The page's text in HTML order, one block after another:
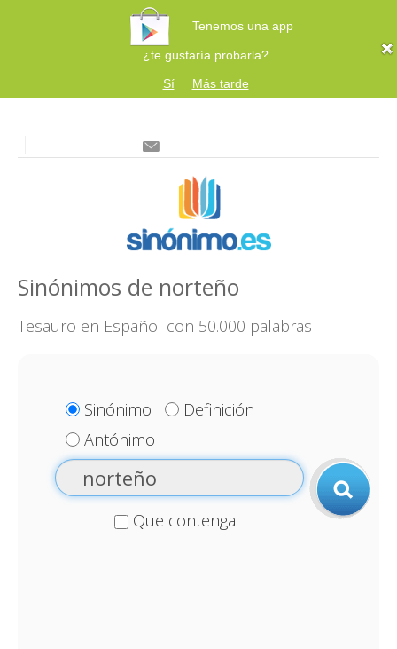
Tenemos una app
¿te gustaría probarla?
Sí
Más tarde
Sinónimos de norteño
Tesauro en Español con 50.000 palabras
Sinónimo
Definición
Antónimo
Que contenga